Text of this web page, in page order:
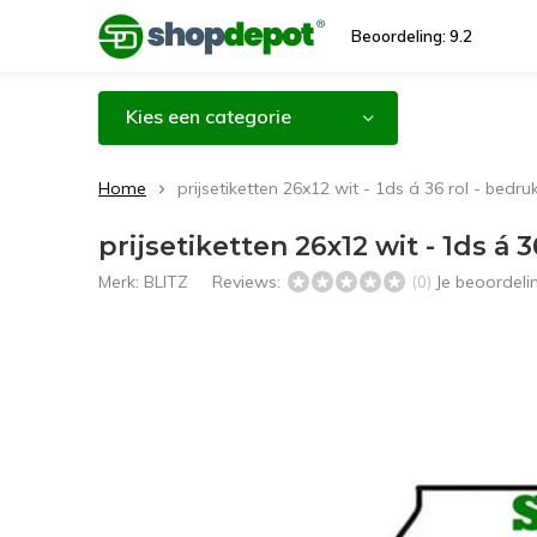
Beoordeling: 9.2
Kies een categorie
Home prijsetiketten 26x12 wit - 1ds á 36 rol -
prijsetiketten 26x12 wit - 1ds á
Merk: BLITZ Reviews: (0) Je